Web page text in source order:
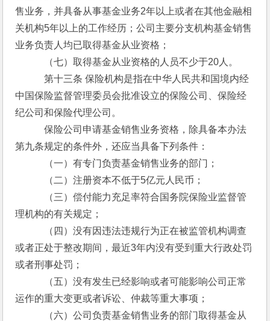
售业务，并具备从事基金业务2年以上或者在其他金融相
关机构5年以上的工作经历；公司主要分支机构基金销售
业务负责人均已取得基金从业资格；
（七）取得基金从业资格的人员不少于20人。
第十三条 保险机构是指在中华人民共和国境内经
中国保险监督管理委员会批准设立的保险公司、保险经
纪公司和保险代理公司。
保险公司申请基金销售业务资格，除具备本办法
第九条规定的条件外，还应当具备下列条件：
（一）有专门负责基金销售业务的部门；
（二）注册资本不低于5亿元人民币；
（三）偿付能力充足率符合国务院保险业监督管
理机构的有关规定；
（四）没有因违法违规行为正在被监管机构调查
或者正处于整改期间，最近3年内没有受到重大行政处罚
或者刑事处罚；
（五）没有发生已经影响或者可能影响公司正常
运作的重大变更或者诉讼、仲裁等重大事项；
（六）公司负责基金销售业务的部门取得基金从